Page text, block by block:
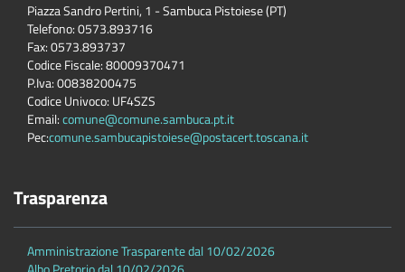
Piazza Sandro Pertini, 1 - Sambuca Pistoiese (PT)
Telefono: 0573.893716
Fax: 0573.893737
Codice Fiscale: 80009370471
P.Iva: 00838200475
Codice Univoco: UF4SZS
Email:comune@comune.sambuca.pt.it
Pec:comune.sambucapistoiese@postacert.toscana.it
Trasparenza
Amministrazione Trasparente dal 10/02/2026